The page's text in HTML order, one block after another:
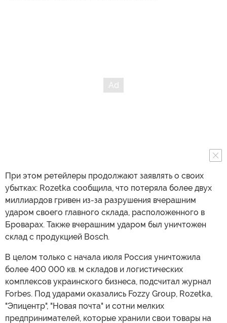
При этом ретейлеры продолжают заявлять о своих
убытках: Rozetka сообщила, что потеряла более двух
миллиардов гривен из-за разрушения вчерашним
ударом своего главного склада, расположенного в
Броварах. Также вчерашним ударом был уничтожен
склад с продукцией Bosch.
В целом только с начала июля Россия уничтожила
более 400 000 кв. м складов и логистических
комплексов украинского бизнеса, подсчитал журнал
Forbes. Под ударами оказались Fozzy Group, Rozetka,
"Эпицентр", "Новая почта" и сотни мелких
предпринимателей, которые хранили свои товары на